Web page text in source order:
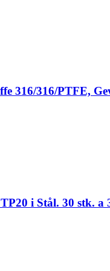
316/316/PTFE,
i Stål. 30 stk. a